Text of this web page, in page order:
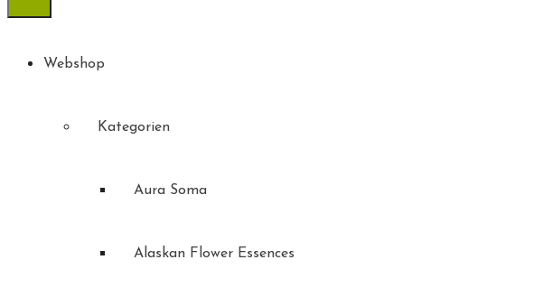
Webshop
Kategorien
Aura Soma
Alaskan Flower Essences